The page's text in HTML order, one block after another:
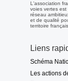
L'association
voies vertes
réseau
et de qualité
territoire français.
Liens
Schéma
Les actions